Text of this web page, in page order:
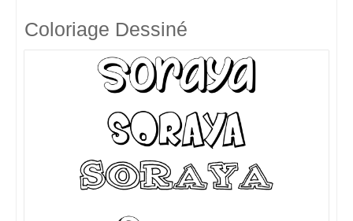
Coloriage Dessiné